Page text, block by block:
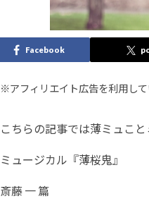
Facebook
※アフィリエイト広告を利用し
こちらの記事では薄ミュこ
ミュージカル『薄桜鬼』
斎藤 一 篇